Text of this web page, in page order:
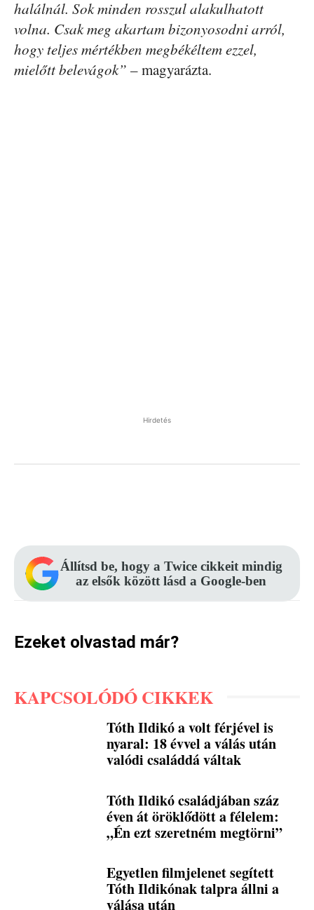
halálnál. Sok minden rosszul alakulhatott
volna. Csak meg akartam bizonyosodni arról,
hogy teljes mértékben megbékéltem ezzel,
mielőtt belevágok” – magyarázta.
Hirdetés
Állítsd be, hogy a Twice cikkeit mindig
az elsők között lásd a Google-ben
Ezeket olvastad már?
KAPCSOLÓDÓ CIKKEK
Tóth Ildikó a volt férjével is
nyaral: 18 évvel a válás után
valódi családdá váltak
Tóth Ildikó családjában száz
éven át öröklődött a félelem:
„Én ezt szeretném megtörni”
Egyetlen filmjelenet segített
Tóth Ildikónak talpra állni a
válása után